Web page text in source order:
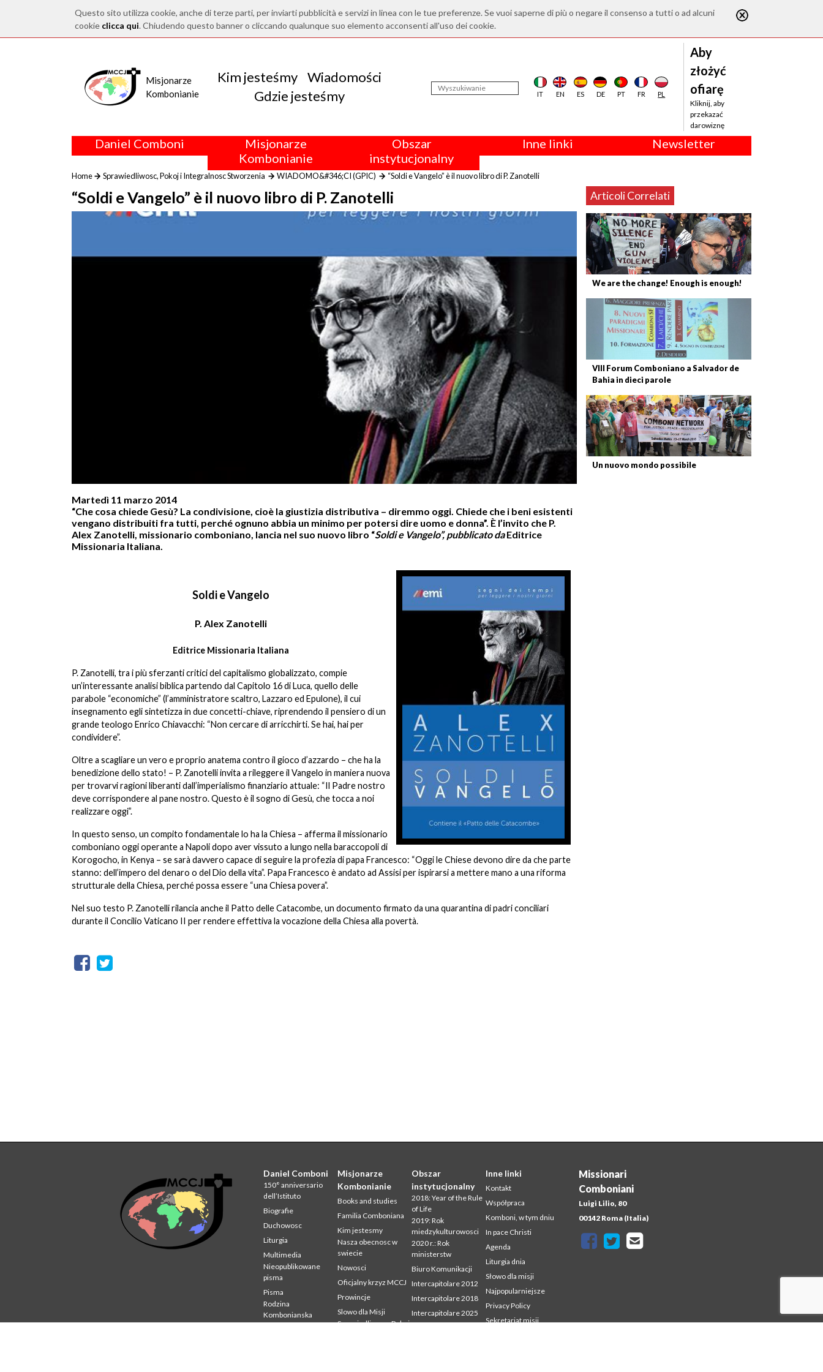
Questo sito utilizza cookie, anche di terze parti, per inviarti pubblicità e servizi in linea con le tue preferenze. Se vuoi saperne di più o negare il consenso a tutti o ad alcuni
cookie clicca qui. Chiudendo questo banner o cliccando qualunque suo elemento acconsenti all'uso dei cookie.
Misjonarze
Kombonianie
Kim jesteśmy
Wiadomości
Gdzie jesteśmy
IT EN ES DE PT FR PL
Aby
złożyć
ofiarę
Kliknij, aby
przekazać
darowiznę
Daniel Comboni
Misjonarze
Kombonianie
Obszar
instytucjonalny
Inne linki Newsletter
Home Sprawiedliwosc, Pokoj i Integralnosc Stworzenia WIADOMO&#346;CI (GPIC) “Soldi e Vangelo” è il nuovo libro di P. Zanotelli
“Soldi e Vangelo” è il nuovo libro di P. Zanotelli Articoli Correlati
We are the change! Enough is enough!
VIII Forum Comboniano a Salvador de
Bahia in dieci parole
Un nuovo mondo possibile
Martedì 11 marzo 2014
“Che cosa chiede Gesù? La condivisione, cioè la giustizia distributiva – diremmo oggi. Chiede che i beni esistenti
vengano distribuiti fra tutti, perché ognuno abbia un minimo per potersi dire uomo e donna”. È l’invito che P.
Alex Zanotelli, missionario comboniano, lancia nel suo nuovo libro “Soldi e Vangelo”, pubblicato daEditrice
Missionaria Italiana.
Soldi e Vangelo
P. Alex Zanotelli
Editrice Missionaria Italiana
P. Zanotelli, tra i più sferzanti critici del capitalismo globalizzato, compie
un’interessante analisi biblica partendo dal Capitolo 16 di Luca, quello delle
parabole “economiche” (l’amministratore scaltro, Lazzaro ed Epulone), il cui
insegnamento egli sintetizza in due concetti-chiave, riprendendo il pensiero di un
grande teologo Enrico Chiavacchi: “Non cercare di arricchirti. Se hai, hai per
condividere”.
Oltre a scagliare un vero e proprio anatema contro il gioco d’azzardo – che ha la
benedizione dello stato! – P. Zanotelli invita a rileggere il Vangelo in maniera nuova
per trovarvi ragioni liberanti dall’imperialismo finanziario attuale: “Il Padre nostro
deve corrispondere al pane nostro. Questo è il sogno di Gesù, che tocca a noi
realizzare oggi”.
In questo senso, un compito fondamentale lo ha la Chiesa – afferma il missionario
comboniano oggi operante a Napoli dopo aver vissuto a lungo nella baraccopoli di
Korogocho, in Kenya – se sarà davvero capace di seguire la profezia di papa Francesco: “Oggi le Chiese devono dire da che parte
stanno: dell’impero del denaro o del Dio della vita”. Papa Francesco è andato ad Assisi per ispirarsi a mettere mano a una riforma
strutturale della Chiesa, perché possa essere “una Chiesa povera”.
Nel suo testo P. Zanotelli rilancia anche il Patto delle Catacombe, un documento firmato da una quarantina di padri conciliari
durante il Concilio Vaticano II per rendere effettiva la vocazione della Chiesa alla povertà.
Missionari
Comboniani
Luigi Lilio, 80
00142 Roma (Italia)
Daniel Comboni
150° anniversario
dell’Istituto
Biografie
Duchowosc
Liturgia
Multimedia
Nieopublikowane
pisma
Pisma
Rodzina
Kombonianska
Misjonarze
Kombonianie
Books and studies
Familia Comboniana
Kim jestesmy
Nasza obecnosc w
swiecie
Nowosci
Oficjalny krzyz MCCJ
Prowincje
Slowo dla Misji
Sprawiedliwosc, Pokoj
Obszar
instytucjonalny
2018: Year of the Rule
of Life
2019: Rok
miedzykulturowosci
2020 r.: Rok
ministerstw
Biuro Komunikacji
Intercapitolare 2012
Intercapitolare 2018
Intercapitolare 2025
Inne linki
Kontakt
Współpraca
Komboni, w tym dniu
In pace Christi
Agenda
Liturgia dnia
Słowo dla misji
Najpopularniejsze
Privacy Policy
Sekretariat misji